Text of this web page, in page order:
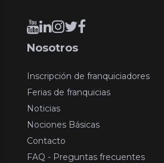
Nosotros
Inscripción de franquiciadores
Ferias de franquicias
Noticias
Nociones Básicas
Contacto
FAQ - Preguntas frecuentes